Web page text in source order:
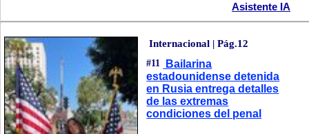
Asistente IA
Internacional | Pág.12
#11
Bailarina
estadounidense detenida
en Rusia entrega detalles
de las extremas
condiciones del penal